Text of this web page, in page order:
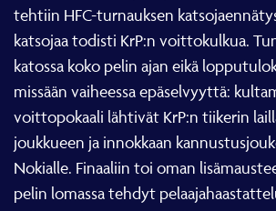
tehtiin HFC-turnauksen
katsojaa todisti KrP:n voittokulkua.
katossa koko pelin ajan eikä
missään vaiheessa epäselvyyttä:
voittopokaali lähtivät KrP:n tiikerin
joukkueen ja innokkaan
Nokialle. Finaaliin toi oman
pelin lomassa tehdyt